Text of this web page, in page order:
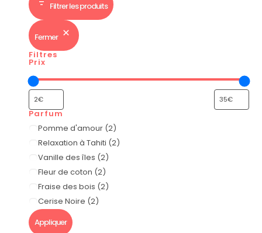
Filtrer les produits
Fermer
Filtres
Prix
Parfum
Pomme d'amour (2)
Relaxation à Tahiti (2)
Vanille des îles (2)
Fleur de coton (2)
Fraise des bois (2)
Cerise Noire (2)
Appliquer